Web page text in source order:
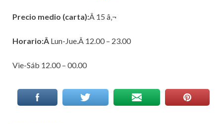
Precio medio (carta):Â 15 â‚¬
Horario:Â Lun-Jue.Â 12.00 – 23.00
Vie-Sáb 12.00 – 00.00